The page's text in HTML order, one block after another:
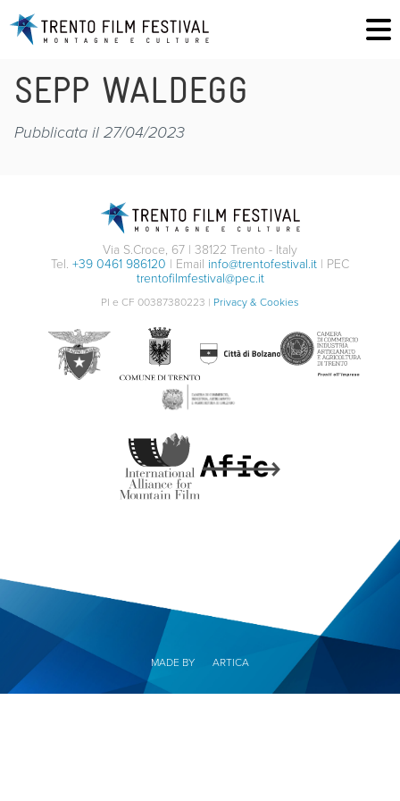
SEPP WALDEGG
Pubblicata il 27/04/2023
Via S.Croce, 67 | 38122 Trento - Italy
Tel. +39 0461 986120 | Email info@trentofestival.it | PEC
trentofilmfestival@pec.it
PI e CF 00387380223 | Privacy & Cookies
MADE BY ARTICA